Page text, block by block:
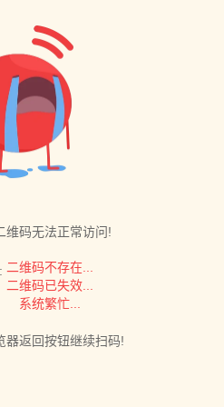
维码无法正常访问!
二维码不存在...
二维码已失效...
系统繁忙...
器返回按钮继续扫码!